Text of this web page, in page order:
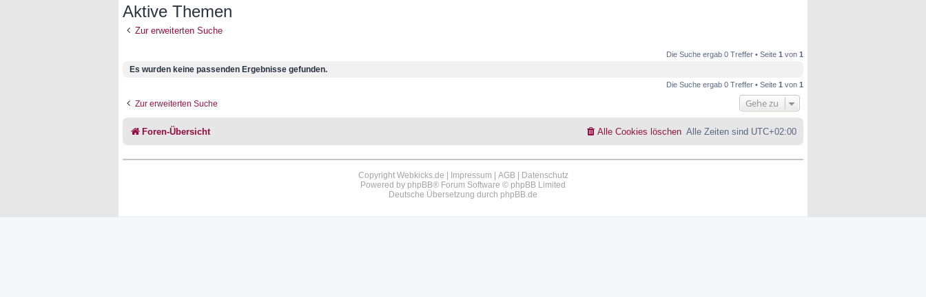
Aktive Themen
Zur erweiterten Suche
Die Suche ergab 0 Treffer • Seite 1 von 1
Es wurden keine passenden Ergebnisse gefunden.
Die Suche ergab 0 Treffer • Seite 1 von 1
Zur erweiterten Suche Gehe zu
Foren-Übersicht Alle Zeiten sind UTC+02:00
Alle Cookies löschen
Copyright Webkicks.de | Impressum | AGB| Datenschutz
Powered by phpBB® Forum Software © phpBB Limited
Deutsche Übersetzung durch phpBB.de